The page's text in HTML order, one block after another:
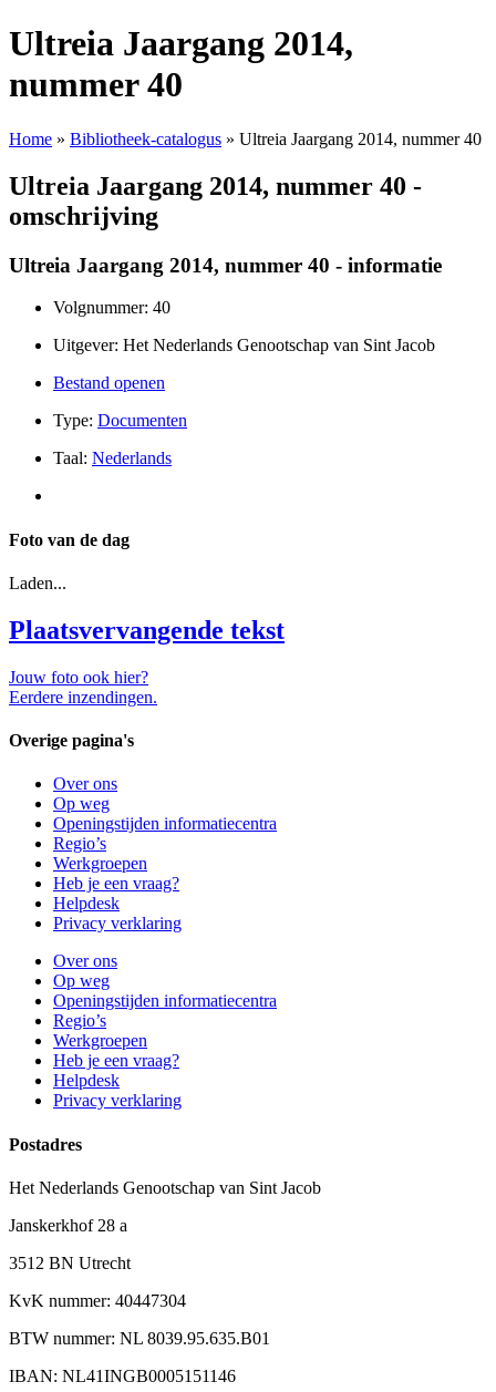
Ultreia Jaargang 2014,
nummer 40
Home » Bibliotheek-catalogus » Ultreia Jaargang 2014, nummer 40
Ultreia Jaargang 2014, nummer 40 -
omschrijving
Ultreia Jaargang 2014, nummer 40 - informatie
Volgnummer: 40
Uitgever: Het Nederlands Genootschap van Sint Jacob
Bestand openen
Type: Documenten
Taal: Nederlands
Foto van de dag
Laden...
Plaatsvervangende tekst
Jouw foto ook hier?
Eerdere inzendingen.
Overige pagina's
Over ons
Op weg
Openingstijden informatiecentra
Regio’s
Werkgroepen
Heb je een vraag?
Helpdesk
Privacy verklaring
Over ons
Op weg
Openingstijden informatiecentra
Regio’s
Werkgroepen
Heb je een vraag?
Helpdesk
Privacy verklaring
Postadres
Het Nederlands Genootschap van Sint Jacob
Janskerkhof 28 a
3512 BN Utrecht
KvK nummer: 40447304
BTW nummer: NL 8039.95.635.B01
IBAN: NL41INGB0005151146